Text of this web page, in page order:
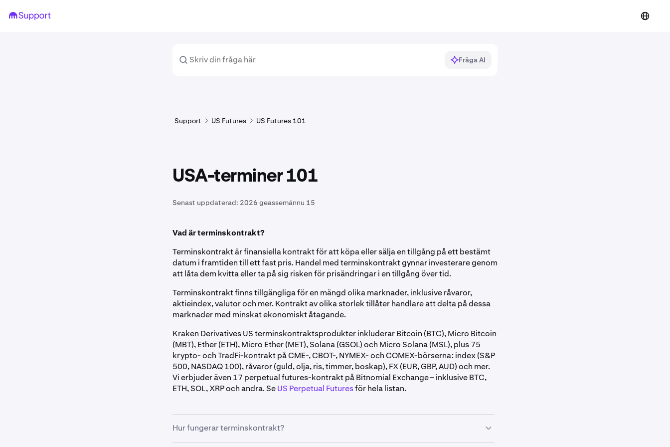
Fråga AI
Support US Futures US Futures 101
USA-terminer 101
Senast uppdaterad: 2026 geassemánnu 15
Vad är terminskontrakt?
Terminskontrakt är finansiella kontrakt för att köpa eller sälja en tillgång på ett bestämt
datum i framtiden till ett fast pris. Handel med terminskontrakt gynnar investerare genom
att låta dem kvitta eller ta på sig risken för prisändringar i en tillgång över tid.
Terminskontrakt finns tillgängliga för en mängd olika marknader, inklusive råvaror,
aktieindex, valutor och mer. Kontrakt av olika storlek tillåter handlare att delta på dessa
marknader med minskat ekonomiskt åtagande.
Kraken Derivatives US terminskontraktsprodukter inkluderar Bitcoin (BTC), Micro Bitcoin
(MBT), Ether (ETH), Micro Ether (MET), Solana (GSOL) och Micro Solana (MSL), plus 75
krypto- och TradFi-kontrakt på CME-, CBOT-, NYMEX- och COMEX-börserna: index (S&P
500, NASDAQ 100), råvaror (guld, olja, ris, timmer, boskap), FX (EUR, GBP, AUD) och mer.
Vi erbjuder även 17 perpetual futures-kontrakt på Bitnomial Exchange – inklusive BTC,
ETH, SOL, XRP och andra. SeUS Perpetual Futuresför hela listan.
Hur fungerar terminskontrakt?